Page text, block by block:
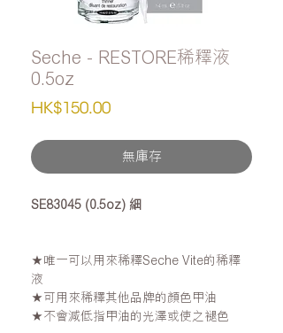
Seche - RESTORE稀釋液
0.5oz
HK$150.00價
無庫存
SE83045 (0.5oz) 細
★唯一可以用來稀釋Seche Vite的稀釋
液
★可用來稀釋其他品牌的顏色甲油
★不會減低指甲油的光澤或使之褪色